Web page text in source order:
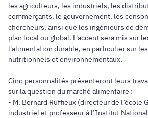
les agriculteurs, les industriels, les
commerçants, le gouvernement, les
chercheurs, ainsi que les ingénieurs de
plan local ou global. L'accent sera mis sur
l'alimentation durable, en particulier sur
nutritionnels et environnementaux.
Cinq personnalités présenteront leurs
sur la question du marché alimentaire :
- M. Bernard Ruffieux (directeur de l’école
industriel et professeur à l’Institut